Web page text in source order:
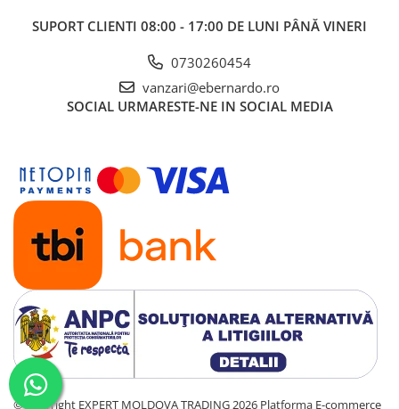
SUPORT CLIENTI 08:00 - 17:00 DE LUNI PÂNĂ VINERI
0730260454
vanzari@ebernardo.ro
SOCIAL URMARESTE-NE IN SOCIAL MEDIA
©Copyright EXPERT MOLDOVA TRADING 2026 Platforma E-commerce